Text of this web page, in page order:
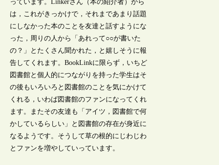
っています。Linkerさん（本の紹介者）から
は，これがきっかけで，それまであまり話題
にしなかった本のことを友達と話すようにな
った，周りの人から「あれって○○が書いた
の？」とたくさん聞かれた，と嬉しそうに報
告してくれます。BookLinkに限らず，いちど
図書館と個人的につながりを持った学生はそ
の後もいろいろと図書館のことを気にかけて
くれる，いわば図書館のファンになってくれ
ます。またその友達も「アイツ，図書館で何
かしているらしい」と図書館の存在が身近に
なるようです。そうして草の根的にじわじわ
とファンを増やしていっています。